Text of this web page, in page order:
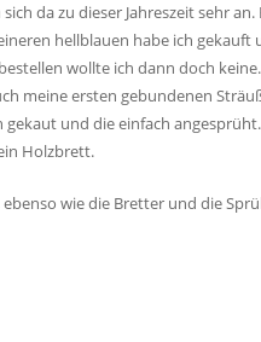
da zu dieser Jahreszeit sehr
hellblauen habe ich gekauft
wollte ich dann doch
meine ersten gebundenen
und die einfach
Holzbrett.
wie die Bretter und die